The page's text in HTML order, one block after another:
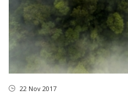
22 Nov 2017